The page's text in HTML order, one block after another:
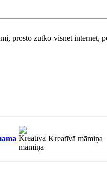
prosto zutko visnet internet,
Kreatīvā māmiņa